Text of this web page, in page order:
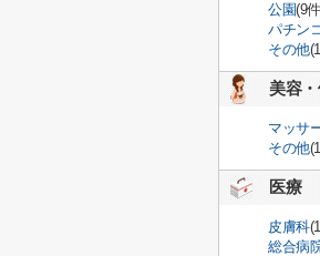
公園(9
パチン
その他
美容
マッサ
その他
医療
皮膚科
総合病